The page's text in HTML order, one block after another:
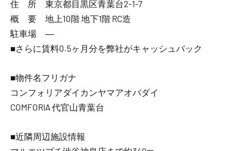
住 所 東京都目黒区青葉台2-1-7
概 要 地上10階 地下1階 RC造
駐車場 ―
■さらに賃料0.5ヶ月分を弊社がキャッシュバック
■物件名フリガナ
コンフォリアダイカンヤマアオバダイ
COMFORIA 代官山青葉台
■近隣周辺施設情報